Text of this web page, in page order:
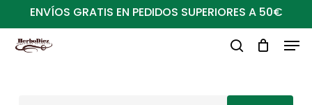
al
contenido
ENVÍOS GRATIS EN PEDIDOS SUPERIORES A 50€
Close